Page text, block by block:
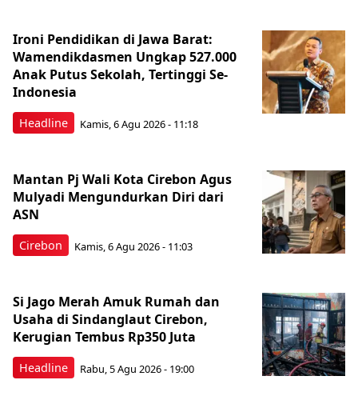
Headline
Ironi Pendidikan di Jawa Barat:
Wamendikdasmen Ungkap 527.000
Anak Putus Sekolah, Tertinggi Se-
Indonesia
Kamis, 6 Agu 2026 - 11:18
Cirebon
Mantan Pj Wali Kota Cirebon Agus
Mulyadi Mengundurkan Diri dari
ASN
Kamis, 6 Agu 2026 - 11:03
Headline
Si Jago Merah Amuk Rumah dan
Usaha di Sindanglaut Cirebon,
Kerugian Tembus Rp350 Juta
Rabu, 5 Agu 2026 - 19:00